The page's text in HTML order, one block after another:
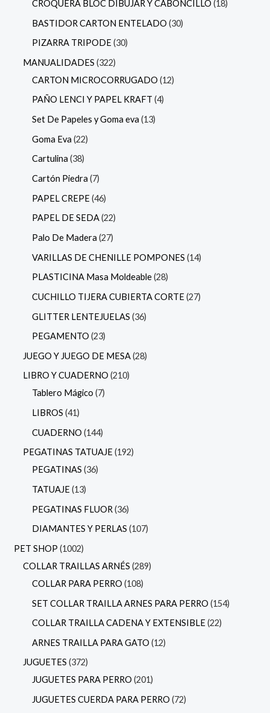
CROQUERA BLOC DIBUJAR Y CABONCILLO 18
BASTIDOR CARTON ENTELADO 30
PIZARRA TRIPODE 30
MANUALIDADES 322
CARTON MICROCORRUGADO 12
PAÑO LENCI Y PAPEL KRAFT 4
Set De Papeles y Goma eva 13
Goma Eva 22
Cartulina 38
Cartón Piedra 7
PAPEL CREPE 46
PAPEL DE SEDA 22
Palo De Madera 27
VARILLAS DE CHENILLE POMPONES 14
PLASTICINA Masa Moldeable 28
CUCHILLO TIJERA CUBIERTA CORTE 27
GLITTER LENTEJUELAS 36
PEGAMENTO 23
JUEGO Y JUEGO DE MESA 28
LIBRO Y CUADERNO 210
Tablero Mágico 7
LIBROS 41
CUADERNO 144
PEGATINAS TATUAJE 192
PEGATINAS 36
TATUAJE 13
PEGATINAS FLUOR 36
DIAMANTES Y PERLAS 107
PET SHOP 1002
COLLAR TRAILLAS ARNÉS 289
COLLAR PARA PERRO 108
SET COLLAR TRAILLA ARNES PARA PERRO 154
COLLAR TRAILLA CADENA Y EXTENSIBLE 22
ARNES TRAILLA PARA GATO 12
JUGUETES 372
JUGUETES PARA PERRO 201
JUGUETES CUERDA PARA PERRO 72